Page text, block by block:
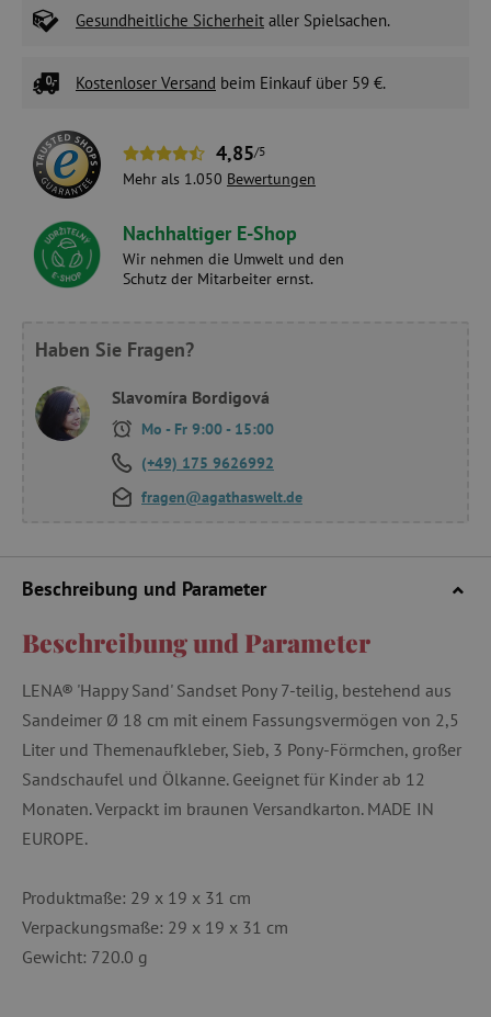
Gesundheitliche Sicherheit aller Spielsachen.
Kostenloser Versand beim Einkauf über 59 €.
4,85/5
Mehr als 1.050 Bewertungen
Nachhaltiger E-Shop
Wir nehmen die Umwelt und den
Schutz der Mitarbeiter ernst.
Haben Sie Fragen?
Slavomíra Bordigová
Mo - Fr 9:00 - 15:00
(+49) 175 9626992
fragen@agathaswelt.de
Beschreibung und Parameter
Beschreibung und Parameter
LENA® 'Happy Sand' Sandset Pony 7-teilig, bestehend aus
Sandeimer Ø 18 cm mit einem Fassungsvermögen von 2,5
Liter und Themenaufkleber, Sieb, 3 Pony-Förmchen, großer
Sandschaufel und Ölkanne. Geeignet für Kinder ab 12
Monaten. Verpackt im braunen Versandkarton. MADE IN
EUROPE.
Produktmaße: 29 x 19 x 31 cm
Verpackungsmaße: 29 x 19 x 31 cm
Gewicht: 720.0 g